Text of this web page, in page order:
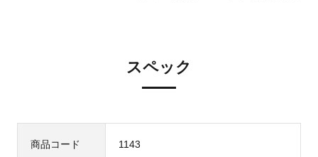
スペック
商品コード 1143